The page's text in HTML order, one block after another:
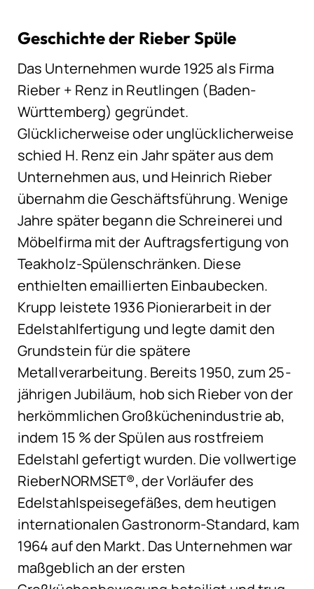
Geschichte der Rieber Spüle
Das Unternehmen wurde 1925 als Firma
Rieber + Renz in Reutlingen (Baden-
Württemberg) gegründet.
Glücklicherweise oder unglücklicherweise
schied H. Renz ein Jahr später aus dem
Unternehmen aus, und Heinrich Rieber
übernahm die Geschäftsführung. Wenige
Jahre später begann die Schreinerei und
Möbelfirma mit der Auftragsfertigung von
Teakholz-Spülenschränken. Diese
enthielten emaillierten Einbaubecken.
Krupp leistete 1936 Pionierarbeit in der
Edelstahlfertigung und legte damit den
Grundstein für die spätere
Metallverarbeitung. Bereits 1950, zum 25-
jährigen Jubiläum, hob sich Rieber von der
herkömmlichen Großküchenindustrie ab,
indem 15 % der Spülen aus rostfreiem
Edelstahl gefertigt wurden. Die vollwertige
RieberNORMSET®, der Vorläufer des
Edelstahlspeisegefäßes, dem heutigen
internationalen Gastronorm-Standard, kam
1964 auf den Markt. Das Unternehmen war
maßgeblich an der ersten